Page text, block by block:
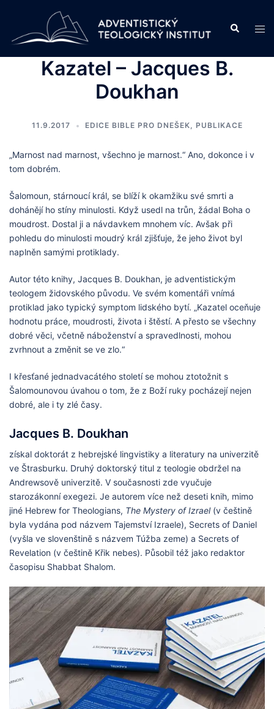
content
Search
Kazatel – Jacques B.
Doukhan
11.9.2017 EDICE BIBLE PRO DNEŠEK, PUBLIKACE
„Marnost nad marnost, všechno je marnost.“ Ano, dokonce i v
tom dobrém.
Šalomoun, stárnoucí král, se blíží k okamžiku své smrti a
dohánějí ho stíny minulosti. Když usedl na trůn, žádal Boha o
moudrost. Dostal ji a návdavkem mnohem víc. Avšak při
pohledu do minulosti moudrý král zjišťuje, že jeho život byl
naplněn samými protiklady.
Autor této knihy, Jacques B. Doukhan, je adventistickým
teologem židovského původu. Ve svém komentáři vnímá
protiklad jako typický symptom lidského bytí. „Kazatel oceňuje
hodnotu práce, moudrosti, života i štěstí. A přesto se všechny
dobré věci, včetně náboženství a spravedlnosti, mohou
zvrhnout a změnit se ve zlo.“
I křesťané jednadvacátého století se mohou ztotožnit s
Šalomounovou úvahou o tom, že z Boží ruky pocházejí nejen
dobré, ale i ty zlé časy.
Jacques B. Doukhan
získal doktorát z hebrejské lingvistiky a literatury na univerzitě
ve Štrasburku. Druhý doktorský titul z teologie obdržel na
Andrewsově univerzitě. V současnosti zde vyučuje
starozákonní exegezi. Je autorem více než deseti knih, mimo
jiné Hebrew for Theologians, The Mystery of Izrael(v češtině
byla vydána pod názvem Tajemství Izraele), Secrets of Daniel
(vyšla ve slovenštině s názvem Túžba zeme) a Secrets of
Revelation (v češtině Křik nebes). Působil též jako redaktor
časopisu Shabbat Shalom.